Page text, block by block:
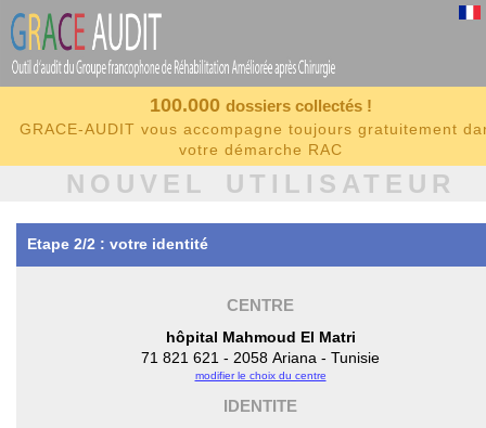
100.000 dossiers collectés !
GRACE-AUDIT vous accompagne toujours gratuitement
votre démarche RAC
NOUVEL UTILISATEUR
Etape 2/2 : votre identité
CENTRE
hôpital Mahmoud El Matri
71 821 621 - 2058 Ariana - Tunisie
modifier le choix du centre
IDENTITE